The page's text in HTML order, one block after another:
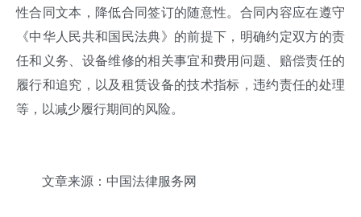
性合同文本，降低合同签订的随意性。合同内容应在遵守
《中华人民共和国民法典》 的前提下，明确约定双方的责
任和义务、设备维修的相关事宜和费用问题、赔偿责任的
履行和追究，以及租赁设备的技术指标，违约责任的处理
等，以减少履行期间的风险。
文章来源：中国法律服务网